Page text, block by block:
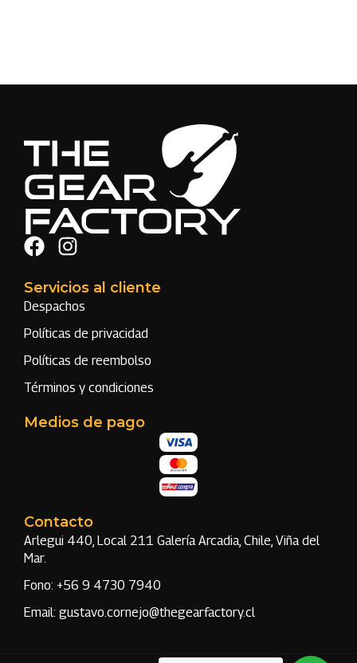
Servicios al cliente
Despachos
Políticas de privacidad
Políticas de reembolso
Términos y condiciones
Medios de pago
Contacto
Arlegui 440, Local 211 Galería Arcadia, Chile, Viña del
Mar.
Fono: +56 9 4730 7940
Email: gustavo.cornejo@thegearfactory.cl